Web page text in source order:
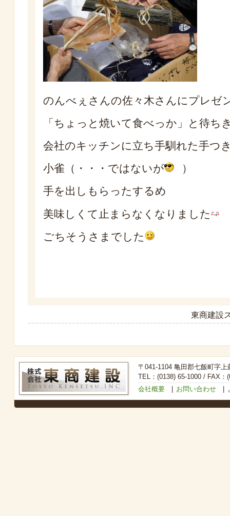
のんべぇさんの佐々木さんにプレゼ
「ちょっと焼いて食べっか」と待ち
会社のキッチンに立ち手馴れた手つ
小雀（・・・ではないが
）
手を出しもらったするめ
美味しくて止まらなくなりました
ごちそうさまでした
東商建設
〒041-1104 亀田郡七飯町字上
TEL：(0138) 65-1000 / FAX：
会社概要| お問い合わせ|